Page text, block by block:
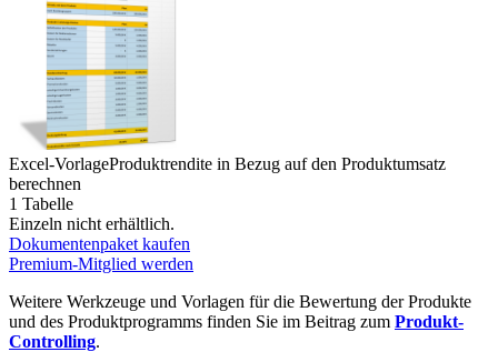
Excel-VorlageProduktrendite in Bezug auf den Produktumsatz
berechnen
1 Tabelle
Einzeln nicht erhältlich.
Dokumentenpaket kaufen
Premium-Mitglied werden
Weitere Werkzeuge und Vorlagen für die Bewertung der Produkte
und des Produktprogramms finden Sie im Beitrag zum Produkt-
Controlling.